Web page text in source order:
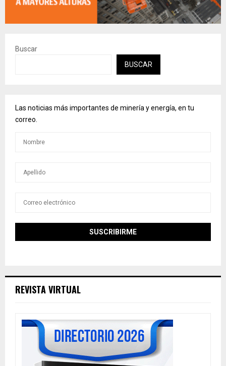
Buscar
BUSCAR
Las noticias más importantes de minería y energía, en tu
correo.
REVISTA VIRTUAL